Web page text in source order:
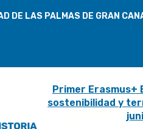
DE LAS PALMAS DE GRAN
Primer Erasmus+
sostenibilidad y